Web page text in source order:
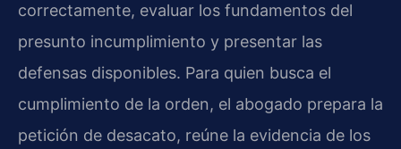
correctamente, evaluar los fundamentos del
presunto incumplimiento y presentar las
defensas disponibles. Para quien busca el
cumplimiento de la orden, el abogado prepara la
petición de desacato, reúne la evidencia de los